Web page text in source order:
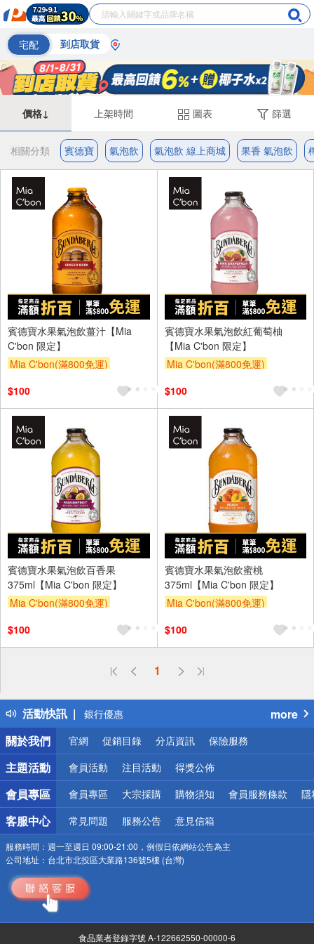
宅配 到店取貨
價格↓ 上架時間 圖表 篩選
相關分類 賓德寶 氣泡飲 氣泡飲 線上商城 果香 氣泡飲
賓德寶水果氣泡飲薑汁【Mia
C'bon 限定】
Mia C'bon(滿800免運)
$100
賓德寶水果氣泡飲紅葡萄柚
【Mia C'bon 限定】
Mia C'bon(滿800免運)
$100
賓德寶水果氣泡飲百香果
375ml【Mia C'bon 限定】
Mia C'bon(滿800免運)
$100
賓德寶水果氣泡飲蜜桃
375ml【Mia C'bon 限定】
Mia C'bon(滿800免運)
$100
1
活動快訊
偏遠地區配送
得獎公告
銀行優惠
偏遠地區配送
詐騙網頁！請小心！
more
關於我們
官網 促銷目錄 分店資訊 保險服務
主題活動 會員活動 注目活動 得獎公佈
會員專區 會員專區 大宗採購 購物須知 會員服務條款 隱
客服中心 常見問題 服務公告 意見信箱
服務時間： 週一至週日 09:00-21:00，例假日依網站公告為主
公司地址： 台北市北投區大業路136號5樓 (台灣)
食品業者登錄字號 A-122662550-00000-6